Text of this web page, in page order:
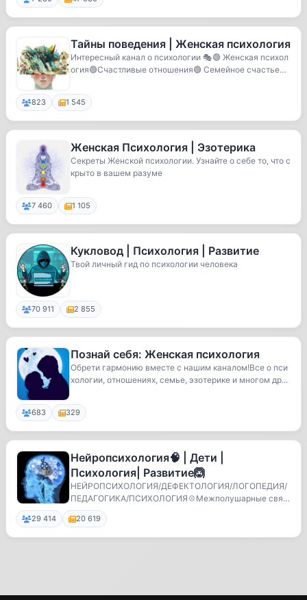
Тайны поведения | Женская психология
Интересный канал о психологии 🎭🟢 Женская психол
огия🟢Счастливые отношения🟢 Семейное счастье🟢
823 1 545
Женская Психология | Эзотерика
Секреты Женской психологии. Узнайте о себе то, что с
крыто в вашем разуме
7 460 1 105
Кукловод | Психология | Развитие
Твой личный гид по психологии человека
70 911 2 855
Познай себя: Женская психология
Обрети гармонию вместе с нашим каналом!Все о пси
хологии, отношениях, семье, эзотерике и многом др...
683 329
Нейропсихология🧠 | Дети |
Психология| Развитие🙆
НЕЙРОПСИХОЛОГИЯ/ДЕФЕКТОЛОГИЯ/ЛОГОПЕДИЯ/
ПЕДАГОГИКА/ПСИХОЛОГИЯ💠Межполушарные связ
и💠Мелкая моторика ...
29 414 20 619